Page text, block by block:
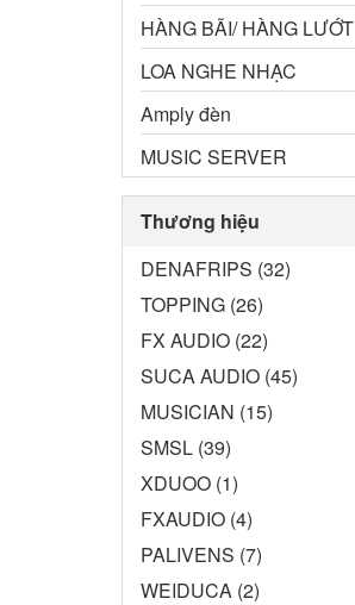
HÀNG BÃI/ HÀNG LƯỚT
LOA NGHE NHẠC
Amply đèn
MUSIC SERVER
Thương hiệu
DENAFRIPS (32)
TOPPING (26)
FX AUDIO (22)
SUCA AUDIO (45)
MUSICIAN (15)
SMSL (39)
XDUOO (1)
FXAUDIO (4)
PALIVENS (7)
WEIDUCA (2)